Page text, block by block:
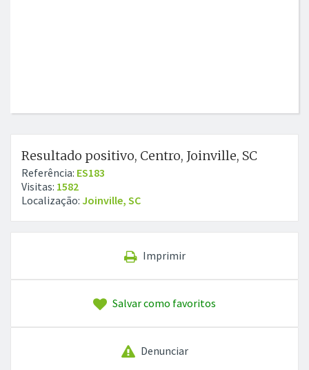
Resultado positivo, Centro, Joinville, SC
Referência: ES183
Visitas: 1582
Localização: Joinville, SC
Imprimir
Salvar como favoritos
Denunciar
GRÁTIS